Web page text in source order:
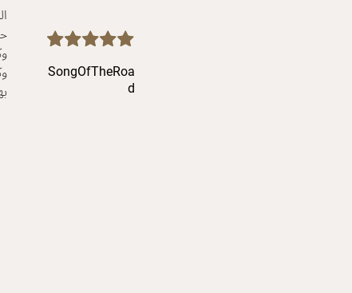
SongOfTheRoa
D